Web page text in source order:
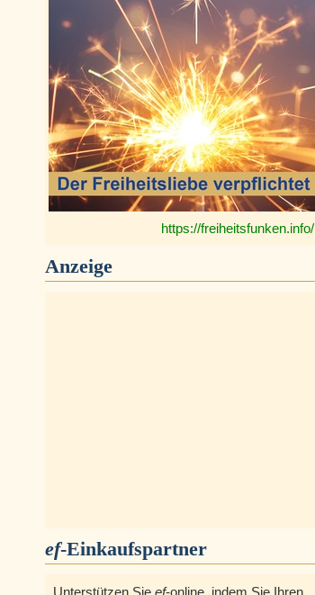
https://freiheitsfunken.info/
Anzeige
ef-Einkaufspartner
Unterstützen Sie ef-online, indem Sie Ihren